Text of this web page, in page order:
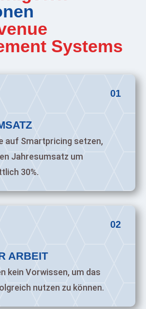
Systems
01
auf Smartpricing setzen,
Jahresumsatz um
30%.
02
ARBEIT
kein Vorwissen, um das
nutzen zu können.